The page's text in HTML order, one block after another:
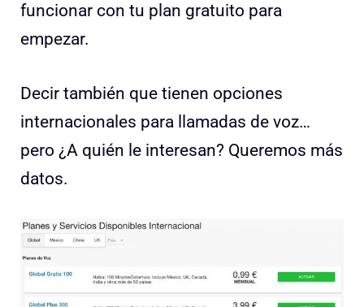
funcionar con tu plan gratuito para
empezar.
Decir también que tienen opciones
internacionales para llamadas de voz…
pero ¿A quién le interesan? Queremos más
datos.